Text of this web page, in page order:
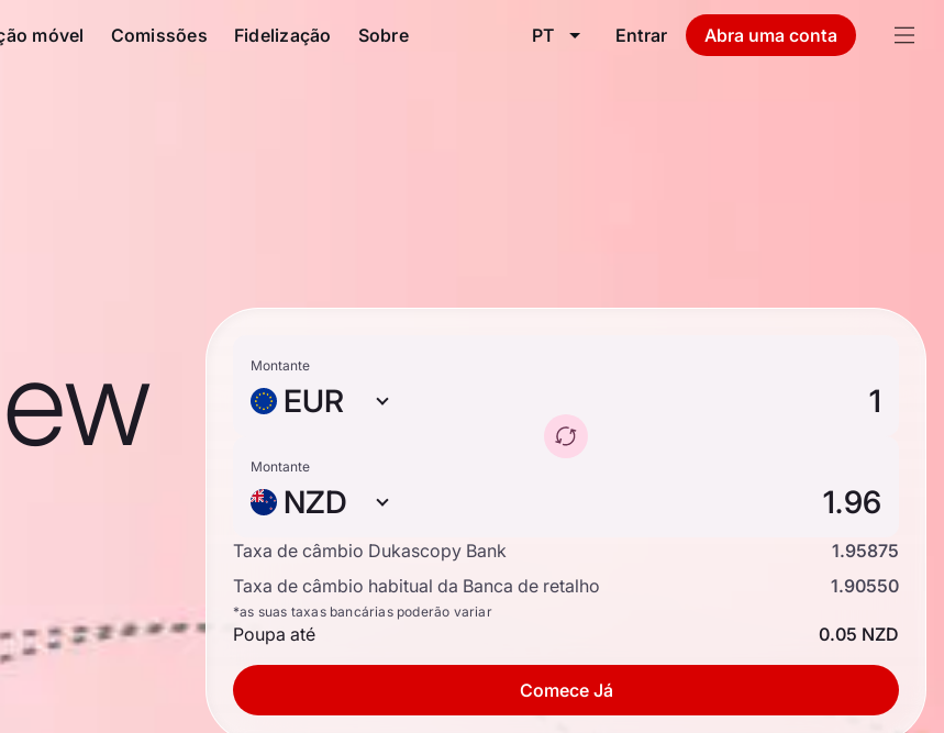
móvel Comissões Fidelização Sobre PT Entrar Abra uma conta
Montante
EUR
Montante
NZD
Taxa de câmbio Dukascopy Bank
1.95875
Taxa de câmbio habitual da Banca de retalho
1.90550
*as suas taxas bancárias poderão variar
Poupa até 0.05 NZD
Comece Já